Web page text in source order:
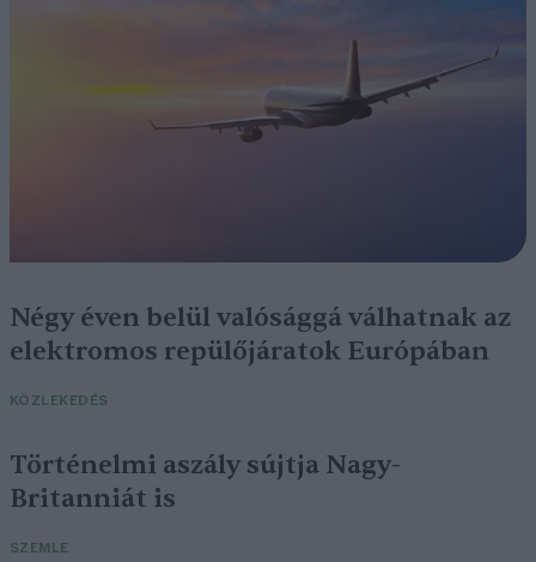
Négy éven belül valósággá válhatnak az
elektromos repülőjáratok Európában
KÖZLEKEDÉS
Történelmi aszály sújtja Nagy-
Britanniát is
SZEMLE